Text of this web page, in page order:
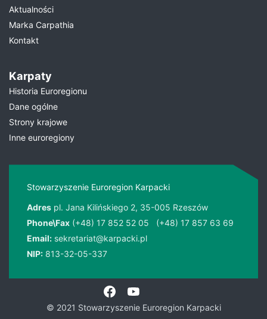
Aktualności
Marka Carpathia
Kontakt
Karpaty
Historia Euroregionu
Dane ogólne
Strony krajowe
Inne euroregiony
Stowarzyszenie Euroregion Karpacki
Adres pl. Jana Kilińskiego 2, 35-005 Rzeszów
Phone\Fax (+48) 17 852 52 05
(+48) 17 857 63 69
Email: sekretariat@karpacki.pl
NIP: 813-32-05-337
© 2021 Stowarzyszenie Euroregion Karpacki